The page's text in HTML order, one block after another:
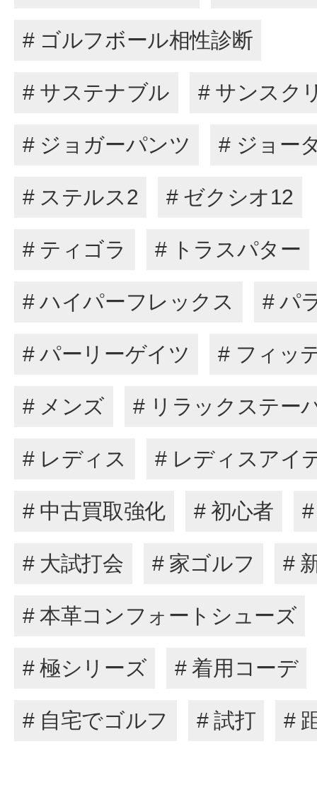
# ゴルフボール相性診断
# サステナブル # サンスク
# ジョガーパンツ # ジョー
# ステルス2 # ゼクシオ12
# ティゴラ # トラスパター
# ハイパーフレックス # パ
# パーリーゲイツ # フィッ
# メンズ # リラックステー
# レディス # レディスアイ
# 中古買取強化 # 初心者
# 大試打会 # 家ゴルフ #
# 本革コンフォートシューズ
# 極シリーズ # 着用コーデ
# 自宅でゴルフ # 試打 #